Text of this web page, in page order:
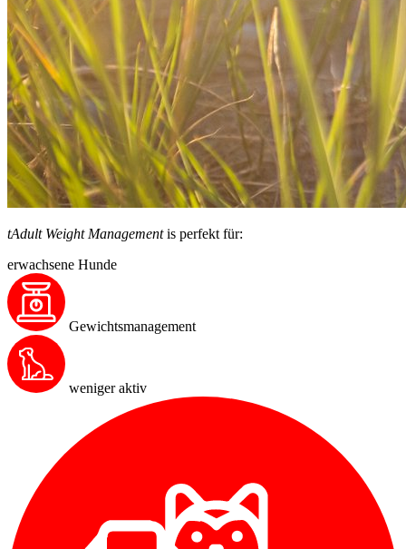
tAdult Weight Managementis perfekt für:
erwachsene Hunde
Gewichtsmanagement
weniger aktiv